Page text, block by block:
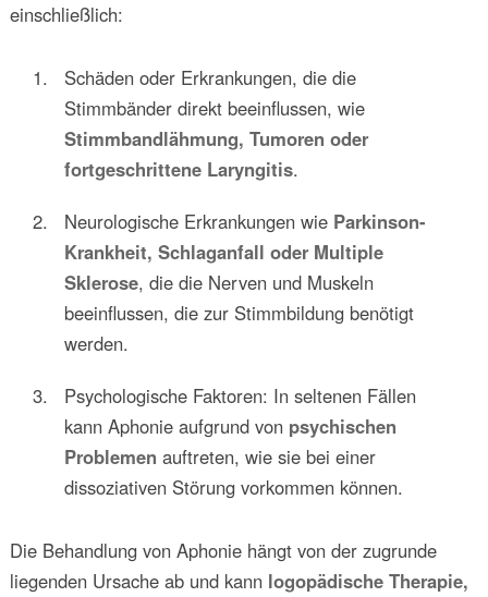
einschließlich:
Schäden oder Erkrankungen, die die
Stimmbänder direkt beeinflussen, wie
Stimmbandlähmung, Tumoren oder
fortgeschrittene Laryngitis.
Neurologische Erkrankungen wie Parkinson-
Krankheit, Schlaganfall oder Multiple
Sklerose, die die Nerven und Muskeln
beeinflussen, die zur Stimmbildung benötigt
werden.
Psychologische Faktoren: In seltenen Fällen
kann Aphonie aufgrund von psychischen
Problemen auftreten, wie sie bei einer
dissoziativen Störung vorkommen können.
Die Behandlung von Aphonie hängt von der zugrunde
liegenden Ursache ab und kann logopädische Therapie,